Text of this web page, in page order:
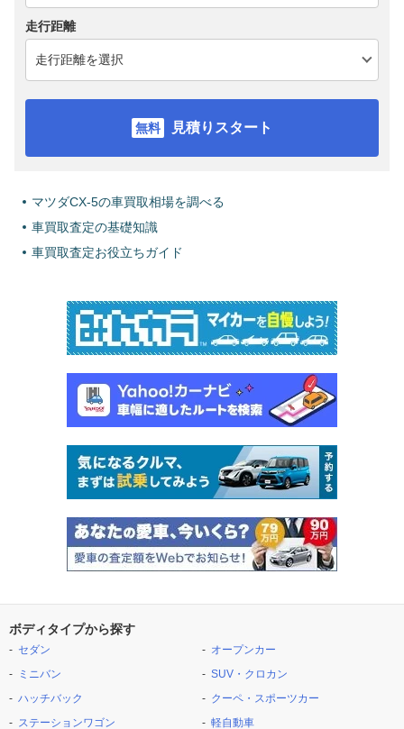
走行距離
見積りスタート
マツダCX-5の車買取相場を調べる
車買取査定の基礎知識
車買取査定お役立ちガイド
ボディタイプから探す
セダン
ミニバン
ハッチバック
ステーションワゴン
オープンカー
SUV・クロカン
クーペ・スポーツカー
軽自動車